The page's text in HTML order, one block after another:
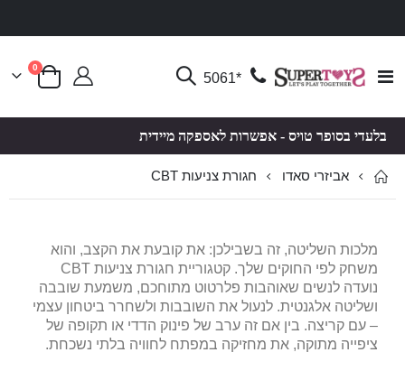
Toggle
*5061 סל קניות
0פריטים
בלעדי בסופר טויס - אפשרות לאספקה מיידית
אביזרי סאדו חגורת צניעות CBT
מלכות השליטה, זה בשבילכן: את קובעת את הקצב, והוא
משחק לפי החוקים שלך. קטגוריית חגורת צניעות CBT
נועדה לנשים שאוהבות פלרטוט מתוחכם, משמעת שובבה
ושליטה אלגנטית. לנעול את השובבות ולשחרר ביטחון עצמי
– עם קריצה. בין אם זה ערב של פינוק הדדי או תקופה של
ציפייה מתוקה, את מחזיקה במפתח לחוויה בלתי נשכחת.